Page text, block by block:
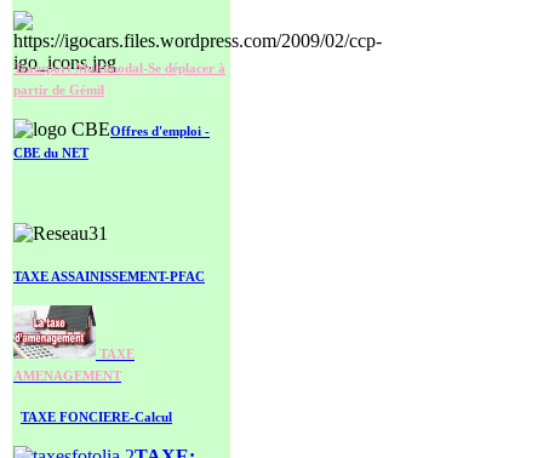
Transport Multimodal-Se déplacer à
partir de Gémil
Offres d'emploi -
CBE du NET
TAXE ASSAINISSEMENT-PFAC
TAXE
AMENAGEMENT
TAXE FONCIERE-Calcul